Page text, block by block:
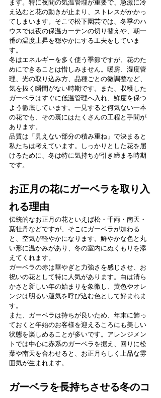
ます。特に夜間の気温管理が重要で、急激に冷
え込むと花の動きが止まり、ストレスがかかっ
てしまいます。そこで松下園芸では、冬季のハ
ウスでは夜の保温カーテンの切り替えや、朝一
番の温度上昇を穏やかにする工夫をしていま
す。
冬はエネルギーを多く使う季節ですが、花のた
めにできることは惜しみません。暖房、湿度管
理、光の取り込み方、品種ごとの微調整など、
気を抜く瞬間がない時期です。また、収穫した
ガーベラはすぐに低温管理へ入れ、鮮度を保つ
よう徹底しています。一見すると何気ない一本
の花でも、その裏にはたくさんの工程と手間が
あります。
品質は「見えない部分の積み重ね」で決まると
私たちは考えています。しっかりとした花を届
けるために、冬は特に気持ちが引き締まる時期
です。
お正月の花にガーベラを取り入
れる理由
伝統的なお正月の花といえば松・千両・南天・
葉牡丹などですが、そこにガーベラが加わる
と、空気が軽やかになります。鮮やかな色と丸
い形に温かみがあり、冬の室内にぬくもりを添
えてくれます。
ガーベラの赤は華やぎと力強さを感じさせ、お
祝いの花として特に人気があります。白は清ら
かさと新しい年の始まりを象徴し、黄色やオレ
ンジは明るい運気を呼び込む色として好まれま
す。
また、ガーベラは持ちが良いため、年末に飾っ
ておくと年始のお客様を迎えるころにも美しい
状態を楽しめることが多いです。アレンジメン
トでは中心に赤系のガーベラを据え、回りに松
葉や南天を合わせると、お正月らしく上品な雰
囲気が生まれます。
ガーベラを長持ちさせる冬のコ